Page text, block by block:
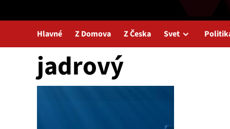
Hlavné Z Domova Z Česka Svet
jadrový